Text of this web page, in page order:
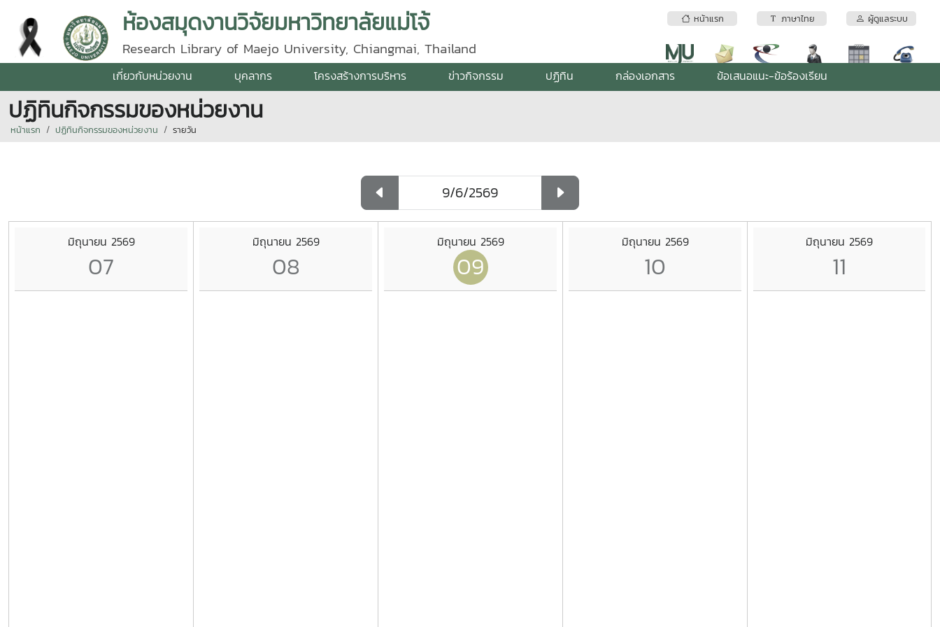
หน้าแรก ภาษาไทย ผู้ดูแลระบบ
ห้องสมุดงานวิจัยมหาวิทยาลัยแม่โจ้
Research Library of Maejo University, Chiangmai, Thailand
เกี่ยวกับหน่วยงาน บุคลากร โครงสร้างการบริหาร ข่าวกิจกรรม ปฏิทิน กล่องเอกสาร ข้อเสนอแนะ-ข้อร้องเรียน
ปฏิทินกิจกรรมของหน่วยงาน
หน้าแรก ปฏิทินกิจกรรมของหน่วยงาน รายวัน
มิถุนายน 2569
07
มิถุนายน 2569
08
มิถุนายน 2569
09
มิถุนายน 2569
10
มิถุนายน 2569
11